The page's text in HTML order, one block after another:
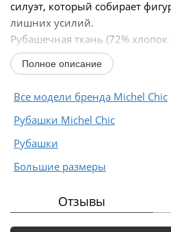
силуэт, который собирает
лишних усилий.
Рубашечная ткань (72%
полиэстера и эластана) держит
воздух и остаётся...
Полное описание
Все модели бренда Michel Chic
Рубашки Michel Chic
Рубашки
Большие размеры
Отзывы